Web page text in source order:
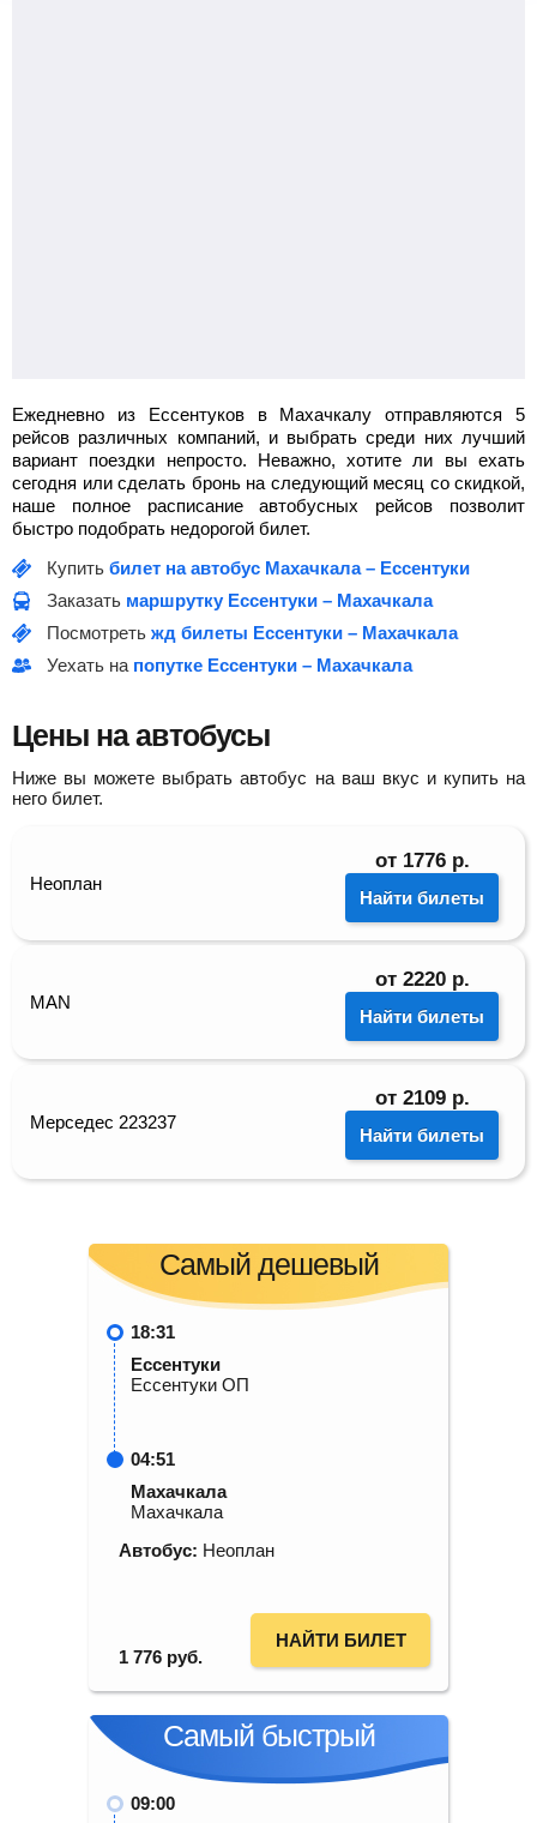
Ежедневно из Ессентуков в Махачкалу отправляются 5
рейсов различных компаний, и выбрать среди них лучший
вариант поездки непросто. Неважно, хотите ли вы ехать
сегодня или сделать бронь на следующий месяц со скидкой,
наше полное расписание автобусных рейсов позволит
быстро подобрать недорогой билет.
Купить билет на автобус Махачкала – Ессентуки
Заказать маршрутку Ессентуки – Махачкала
Посмотреть жд билеты Ессентуки – Махачкала
Уехать на попутке Ессентуки – Махачкала
Цены на автобусы
Ниже вы можете выбрать автобус на ваш вкус и купить на
него билет.
Неоплан
от 1776 р.
Найти билеты
MAN
от 2220 р.
Найти билеты
Мерседес 223237
от 2109 р.
Найти билеты
Самый дешевый
18:31
Ессентуки
Ессентуки ОП
04:51
Махачкала
Махачкала
Автобус: Неоплан
1 776 руб.
НАЙТИ БИЛЕТ
Самый быстрый
09:00